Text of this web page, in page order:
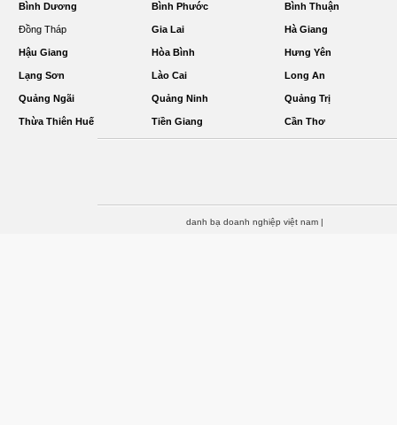
Bình Dương Bình Phước Bình Thuận
Đồng Tháp Gia Lai Hà Giang
Hậu Giang Hòa Bình Hưng Yên
Lạng Sơn Lào Cai Long An
Quảng Ngãi Quảng Ninh Quảng Trị
Thừa Thiên Huế Tiền Giang Cần Thơ
danh bạ doanh nghiệp việt nam |